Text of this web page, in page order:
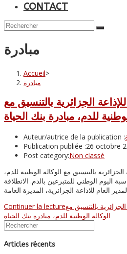
CONTACT
مبادرة
Accueil>
مبادرة
الجزائرية بالتنسيق مع
للدم، مبادرة بنك الحياة
Auteur/autrice de la publication :
Publication publiée :26 octobre
Post category:Non classé
بالتنسيق مع الوكالة الوطنية للدم،
اليوم الوطني للمتبرعين بالدم. الانطلاقة
Continuer la lectureالجزائرية بالتنسيق مع
الوكالة الوطنية للدم، مبادرة بنك الحياة
Articles récents